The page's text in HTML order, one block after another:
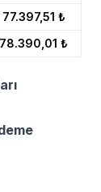
77.397,51 ₺
78.390,01 ₺